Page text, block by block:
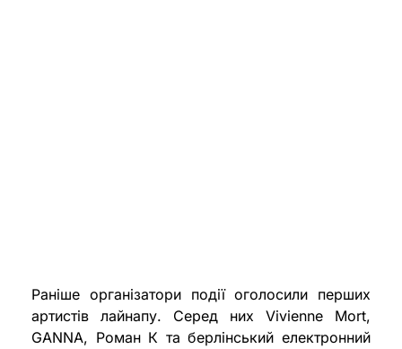
Раніше організатори події оголосили перших
артистів лайнапу. Серед них Vivienne Mort,
GANNA, Роман К та берлінський електронний